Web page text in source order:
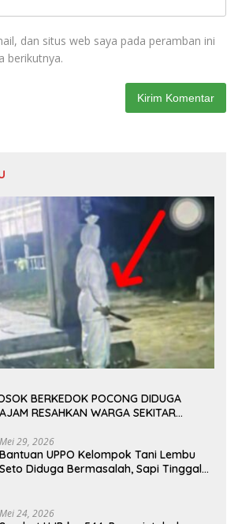
dan situs web saya pada peramban ini
berikutnya.
BERKEDOK POCONG DIDUGA
RESAHKAN WARGA SEKITAR
Mei 29, 2026
Bantuan UPPO Kelompok Tani Lembu
Seto Diduga Bermasalah, Sapi Tinggal
Mei 24, 2026